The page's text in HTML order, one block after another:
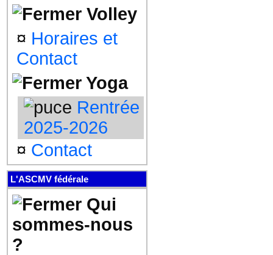
Volley
¤ Horaires et
Contact
Yoga
Rentrée
2025-2026
¤ Contact
L'ASCMV fédérale
Qui
sommes-nous
?